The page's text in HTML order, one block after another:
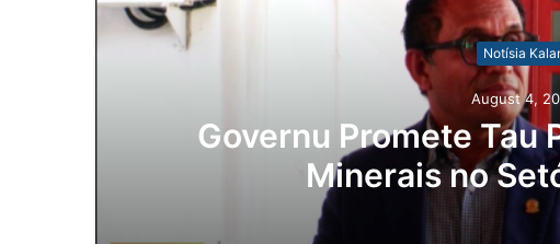
Notísia
August 4,
Lei Siberseguransa
Kaptura Autór